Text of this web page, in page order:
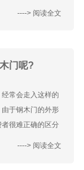
----> 阅读全文
门呢?
常会走入这样的
于钢木门的外形
很难正确的区分
----> 阅读全文